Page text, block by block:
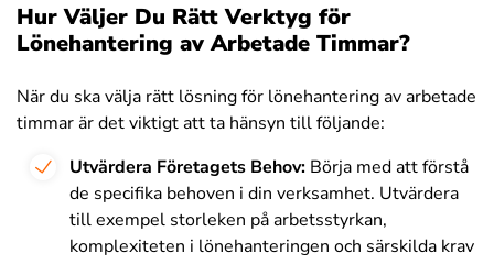
Hur Väljer Du Rätt Verktyg för
Lönehantering av Arbetade Timmar?
När du ska välja rätt lösning för lönehantering av arbetade
timmar är det viktigt att ta hänsyn till följande:
Utvärdera Företagets Behov: Börja med att förstå
de specifika behoven i din verksamhet. Utvärdera
till exempel storleken på arbetsstyrkan,
komplexiteten i lönehanteringen och särskilda krav